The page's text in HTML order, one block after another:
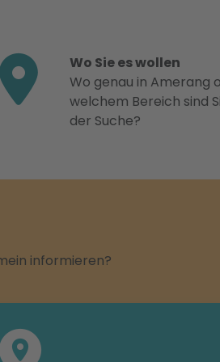
Wo Sie es wollen
Wo genau in Amerang
welchem Bereich sind
der Suche?
informieren?